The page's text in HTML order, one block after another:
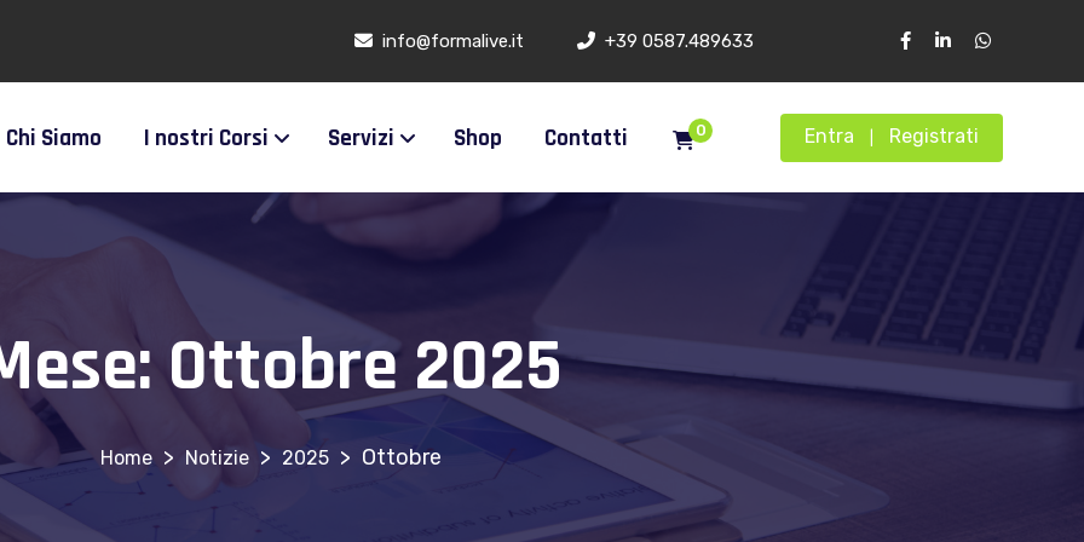
info@formalive.it +39 0587.489633
Chi Siamo I nostri Corsi Servizi Shop Contatti 0 Entra Registrati
Ottobre 2025
> Notizie > 2025 > Ottobre